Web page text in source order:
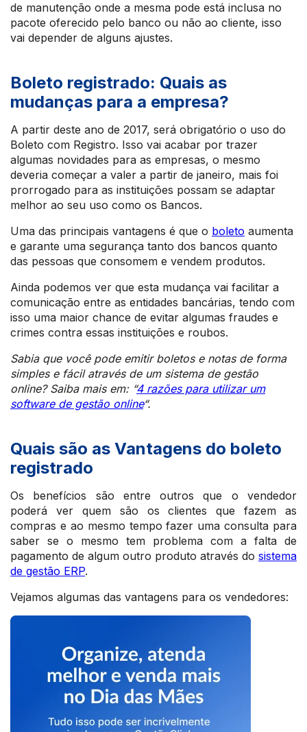
de manutenção onde a mesma pode está inclusa no
pacote oferecido pelo banco ou não ao cliente, isso
vai depender de alguns ajustes.
Boleto registrado: Quais as
mudanças para a empresa?
A partir deste ano de 2017, será obrigatório o uso do
Boleto com Registro. Isso vai acabar por trazer
algumas novidades para as empresas, o mesmo
deveria começar a valer a partir de janeiro, mais foi
prorrogado para as instituições possam se adaptar
melhor ao seu uso como os Bancos.
Uma das principais vantagens é que o boleto aumenta
e garante uma segurança tanto dos bancos quanto
das pessoas que consomem e vendem produtos.
Ainda podemos ver que esta mudança vai facilitar a
comunicação entre as entidades bancárias, tendo com
isso uma maior chance de evitar algumas fraudes e
crimes contra essas instituições e roubos.
Sabia que você pode emitir boletos e notas de forma
simples e fácil através de um sistema de gestão
online? Saiba mais em: “4 razões para utilizar um
software de gestão online“.
Quais são as Vantagens do boleto
registrado
Os benefícios são entre outros que o vendedor
poderá ver quem são os clientes que fazem as
compras e ao mesmo tempo fazer uma consulta para
saber se o mesmo tem problema com a falta de
pagamento de algum outro produto através do sistema
de gestão ERP.
Vejamos algumas das vantagens para os vendedores: